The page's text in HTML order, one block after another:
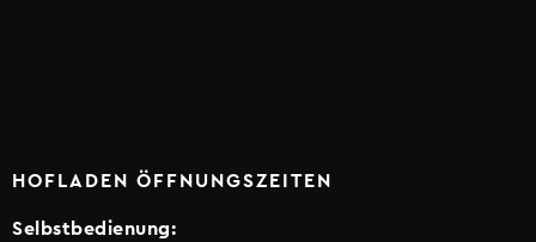
HOFLADEN ÖFFNUNGSZEITEN
Selbstbedienung: